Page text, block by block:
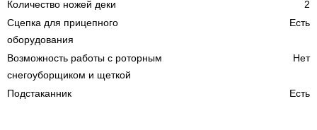
Количество ножей деки
2
Сцепка для прицепного
оборудования
Есть
Возможность работы с роторным
снегоуборщиком и щеткой
Нет
Подстаканник Есть